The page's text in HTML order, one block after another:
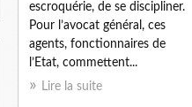
escroquérie, de se discipliner.
Pour l’avocat général, ces
agents, fonctionnaires de
l’Etat, commettent...
Lire la suite